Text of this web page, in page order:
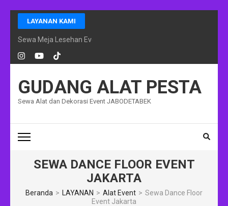
Lompat
ke
konten
(Tekan
Enter)
LAYANAN KAMI
Sewa Meja Lesehan Event Ramadhan Jakarta
GUDANG ALAT PESTA
Sewa Alat dan Dekorasi Event JABODETABEK
SEWA DANCE FLOOR EVENT
JAKARTA
Beranda > LAYANAN > Alat Event > Sewa Dance Floor
Event Jakarta